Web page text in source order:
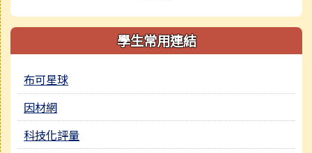
學生常用連結
布可星球
因材網
科技化評量